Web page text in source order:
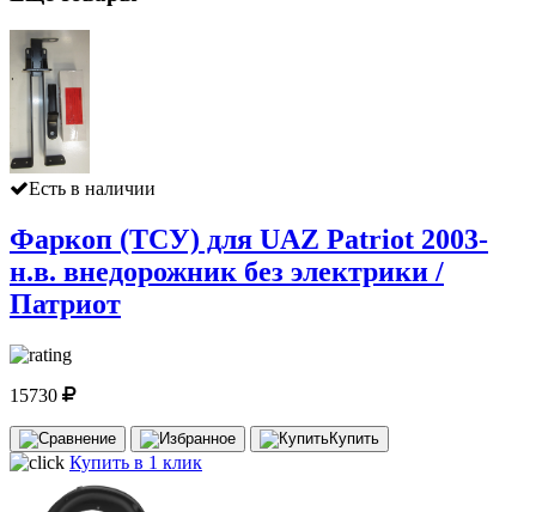
Есть в наличии
Фаркоп (ТСУ) для UAZ Patriot 2003-
н.в. внедорожник без электрики /
Патриот
15730
Купить
Купить в 1 клик